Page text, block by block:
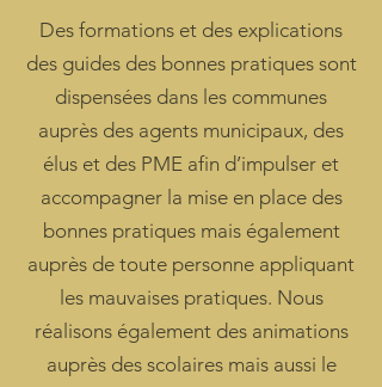
Des formations et des explications
des guides des bonnes pratiques sont
dispensées dans les communes
auprès des agents municipaux, des
élus et des PME afin d’impulser et
accompagner la mise en place des
bonnes pratiques mais également
auprès de toute personne appliquant
les mauvaises pratiques. Nous
réalisons également des animations
auprès des scolaires mais aussi le